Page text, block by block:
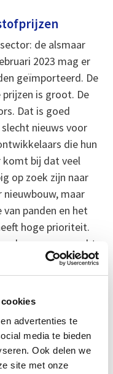
advertenties te
media te bieden
Ook delen we
site met onze
de alsmaar
2023 mag er
geïmporteerd. De
is groot. De
Dat is goed
nieuws voor
die hun
komt bij dat veel
op zoek zijn naar
nieuwbouw, maar
panden en het
hoge prioriteit.
waargemaakt
zeer de vraag.
dan eens